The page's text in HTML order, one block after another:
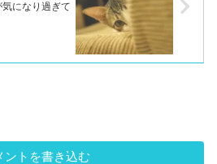
気になり過ぎて
ントを書き込む